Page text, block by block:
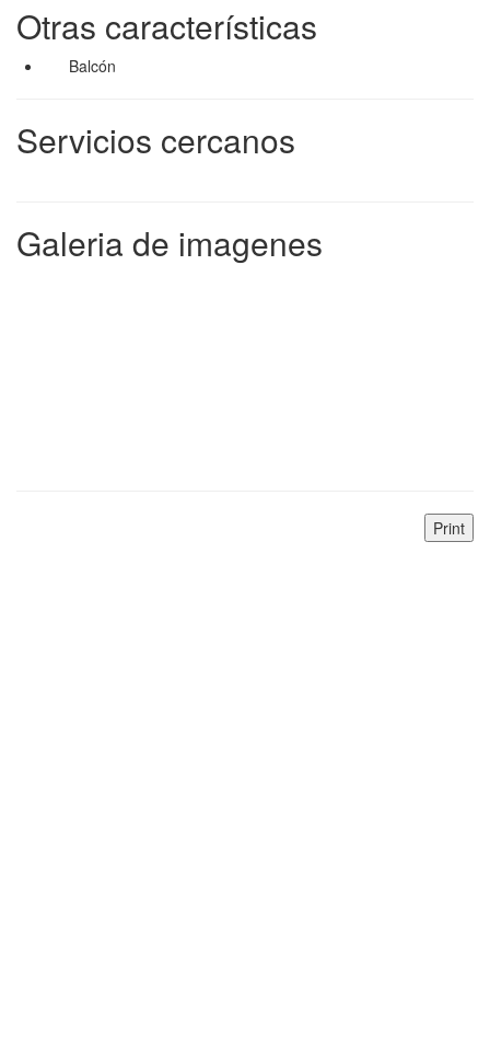
Otras características
Balcón
Servicios cercanos
Galeria de imagenes
Print